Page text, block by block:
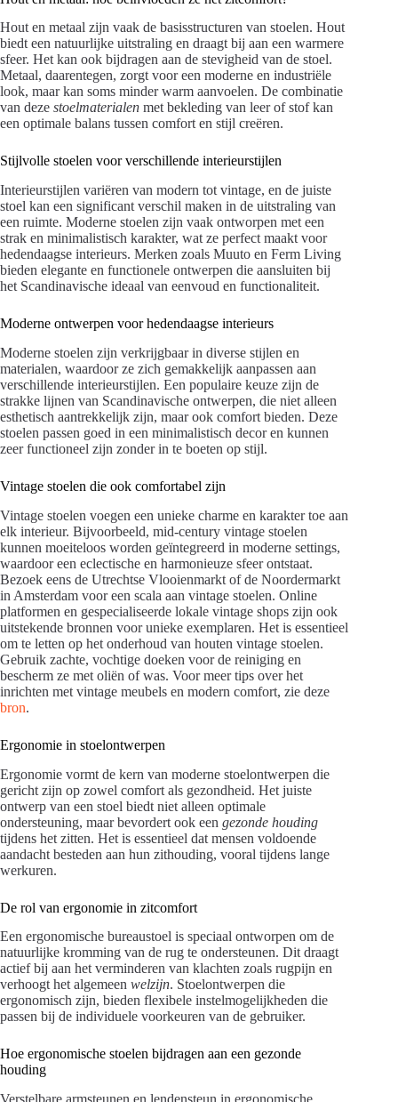
Hout en metaal zijn vaak de basisstructuren van stoelen. Hout
biedt een natuurlijke uitstraling en draagt bij aan een warmere
sfeer. Het kan ook bijdragen aan de stevigheid van de stoel.
Metaal, daarentegen, zorgt voor een moderne en industriële
look, maar kan soms minder warm aanvoelen. De combinatie
van deze stoelmaterialen met bekleding van leer of stof kan
een optimale balans tussen comfort en stijl creëren.
Stijlvolle stoelen voor verschillende interieurstijlen
Interieurstijlen variëren van modern tot vintage, en de juiste
stoel kan een significant verschil maken in de uitstraling van
een ruimte. Moderne stoelen zijn vaak ontworpen met een
strak en minimalistisch karakter, wat ze perfect maakt voor
hedendaagse interieurs. Merken zoals Muuto en Ferm Living
bieden elegante en functionele ontwerpen die aansluiten bij
het Scandinavische ideaal van eenvoud en functionaliteit.
Moderne ontwerpen voor hedendaagse interieurs
Moderne stoelen zijn verkrijgbaar in diverse stijlen en
materialen, waardoor ze zich gemakkelijk aanpassen aan
verschillende interieurstijlen. Een populaire keuze zijn de
strakke lijnen van Scandinavische ontwerpen, die niet alleen
esthetisch aantrekkelijk zijn, maar ook comfort bieden. Deze
stoelen passen goed in een minimalistisch decor en kunnen
zeer functioneel zijn zonder in te boeten op stijl.
Vintage stoelen die ook comfortabel zijn
Vintage stoelen voegen een unieke charme en karakter toe aan
elk interieur. Bijvoorbeeld, mid-century vintage stoelen
kunnen moeiteloos worden geïntegreerd in moderne settings,
waardoor een eclectische en harmonieuze sfeer ontstaat.
Bezoek eens de Utrechtse Vlooienmarkt of de Noordermarkt
in Amsterdam voor een scala aan vintage stoelen. Online
platformen en gespecialiseerde lokale vintage shops zijn ook
uitstekende bronnen voor unieke exemplaren. Het is essentieel
om te letten op het onderhoud van houten vintage stoelen.
Gebruik zachte, vochtige doeken voor de reiniging en
bescherm ze met oliën of was. Voor meer tips over het
inrichten met vintage meubels en modern comfort, zie deze
bron.
Ergonomie in stoelontwerpen
Ergonomie vormt de kern van moderne stoelontwerpen die
gericht zijn op zowel comfort als gezondheid. Het juiste
ontwerp van een stoel biedt niet alleen optimale
ondersteuning, maar bevordert ook een gezonde houding
tijdens het zitten. Het is essentieel dat mensen voldoende
aandacht besteden aan hun zithouding, vooral tijdens lange
werkuren.
De rol van ergonomie in zitcomfort
Een ergonomische bureaustoel is speciaal ontworpen om de
natuurlijke kromming van de rug te ondersteunen. Dit draagt
actief bij aan het verminderen van klachten zoals rugpijn en
verhoogt het algemeen welzijn. Stoelontwerpen die
ergonomisch zijn, bieden flexibele instelmogelijkheden die
passen bij de individuele voorkeuren van de gebruiker.
Hoe ergonomische stoelen bijdragen aan een gezonde
houding